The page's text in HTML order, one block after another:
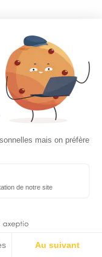
mais on préfère
de notre site
Au suivant